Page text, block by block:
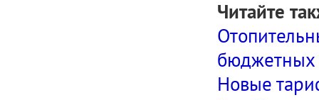
Читайте
бюджетных
Новые